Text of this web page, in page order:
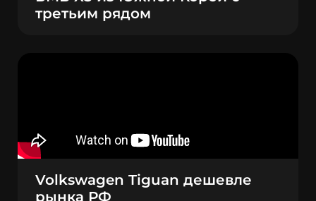
третьим рядом
Volkswagen Tiguan дешевле
рынка РФ